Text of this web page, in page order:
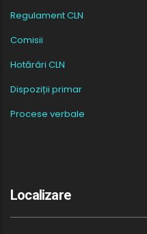
Regulament CLN
Comisii
Hotărâri CLN
Dispoziții primar
Procese verbale
Localizare